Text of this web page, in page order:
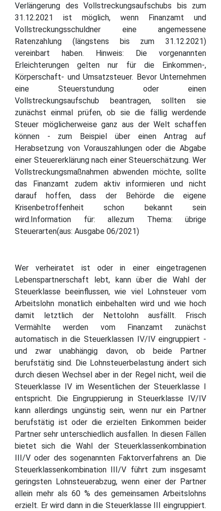
Verlängerung des Vollstreckungsaufschubs bis zum
31.12.2021 ist möglich, wenn Finanzamt und
Vollstreckungsschuldner eine angemessene
Ratenzahlung (längstens bis zum 31.12.2021)
vereinbart haben. Hinweis: Die vorgenannten
Erleichterungen gelten nur für die Einkommen-,
Körperschaft- und Umsatzsteuer. Bevor Unternehmen
eine Steuerstundung oder einen
Vollstreckungsaufschub beantragen, sollten sie
zunächst einmal prüfen, ob sie die fällig werdende
Steuer möglicherweise ganz aus der Welt schaffen
können - zum Beispiel über einen Antrag auf
Herabsetzung von Vorauszahlungen oder die Abgabe
einer Steuererklärung nach einer Steuerschätzung. Wer
Vollstreckungsmaßnahmen abwenden möchte, sollte
das Finanzamt zudem aktiv informieren und nicht
darauf hoffen, dass der Behörde die eigene
Krisenbetroffenheit schon bekannt sein
wird.Information für: allezum Thema: übrige
Steuerarten(aus: Ausgabe 06/2021)
Wer verheiratet ist oder in einer eingetragenen
Lebenspartnerschaft lebt, kann über die Wahl der
Steuerklasse beeinflussen, wie viel Lohnsteuer vom
Arbeitslohn monatlich einbehalten wird und wie hoch
damit letztlich der Nettolohn ausfällt. Frisch
Vermählte werden vom Finanzamt zunächst
automatisch in die Steuerklassen IV/IV eingruppiert -
und zwar unabhängig davon, ob beide Partner
berufstätig sind. Die Lohnsteuerbelastung ändert sich
durch diesen Wechsel aber in der Regel nicht, weil die
Steuerklasse IV im Wesentlichen der Steuerklasse I
entspricht. Die Eingruppierung in Steuerklasse IV/IV
kann allerdings ungünstig sein, wenn nur ein Partner
berufstätig ist oder die erzielten Einkommen beider
Partner sehr unterschiedlich ausfallen. In diesen Fällen
bietet sich die Wahl der Steuerklassenkombination
III/V oder des sogenannten Faktorverfahrens an. Die
Steuerklassenkombination III/V führt zum insgesamt
geringsten Lohnsteuerabzug, wenn einer der Partner
allein mehr als 60 % des gemeinsamen Arbeitslohns
erzielt. Er wird dann in die Steuerklasse III eingruppiert.